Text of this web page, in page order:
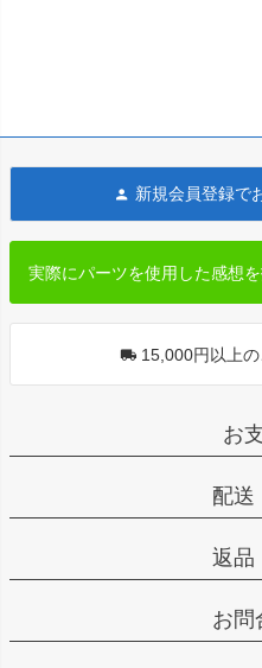
新規会員登録で
実際にパーツを使用した感想
15,000円以上
お
配送
返品
お問